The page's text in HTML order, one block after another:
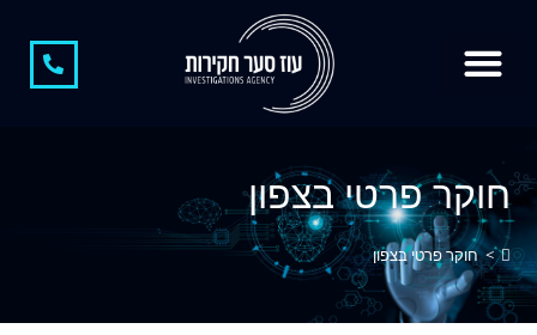
חוקר פרטי בצפון
> חוקר פרטי בצפון